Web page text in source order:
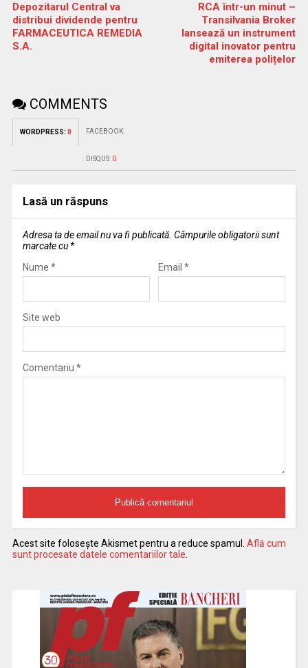
Depozitarul Central va
distribui dividende pentru
FARMACEUTICA REMEDIA
S.A.
RCA într-un minut –
Transilvania Broker
lansează un instrument
digital inovator pentru
emiterea polițelor
COMMENTS
WORDPRESS: 0 FACEBOOK:
DISQUS: 0
Lasă un răspuns
Adresa ta de email nu va fi publicată. Câmpurile obligatorii sunt
marcate cu *
Nume * Email *
Site web
Comentariu *
Acest site folosește Akismet pentru a reduce spamul. Află cum
sunt procesate datele comentariilor tale.